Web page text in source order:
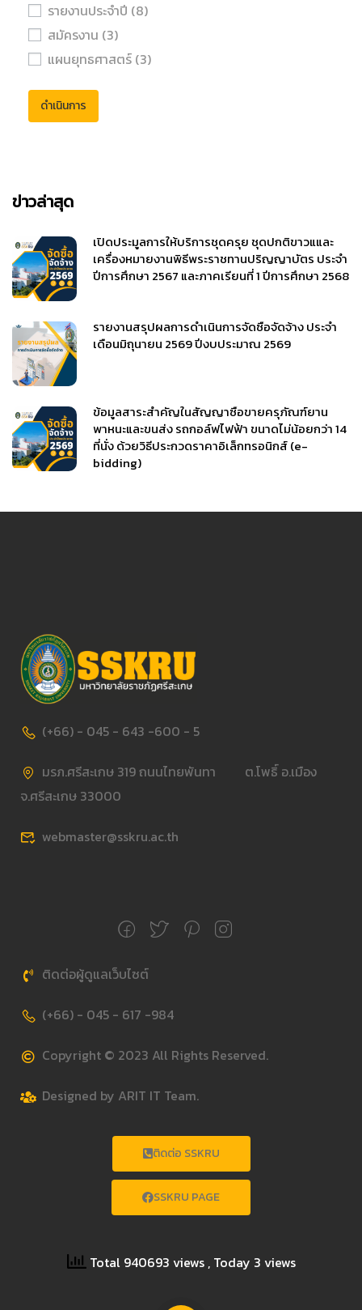
รายงานประจำปี (8)
สมัครงาน (3)
แผนยุทธศาสตร์ (3)
ดำเนินการ
ข่าวล่าสุด
เปิดประมูลการให้บริการชุดครุย ชุดปกติขาวแและ
เครื่องหมายงานพิธีพระราชทานปริญญาบัตร ประจำ
ปีการศึกษา 2567 และภาคเรียนที่ 1 ปีการศึกษา 2568
รายงานสรุปผลการดำเนินการจัดซื้อจัดจ้าง ประจำ
เดือนมิถุนายน 2569 ปีงบประมาณ 2569
ข้อมูลสาระสำคัญในสัญญาซื้อขายครุภัณฑ์ยาน
พาหนะและขนส่ง รถกอล์ฟไฟฟ้า ขนาดไม่น้อยกว่า 14
ที่นั่ง ด้วยวิธีประกวดราคาอิเล็กทรอนิกส์ (e-
bidding)
(+66) - 045 - 643 -600 - 5
มรภ.ศรีสะเกษ 319 ถนนไทยพันทา ต.โพธิ์ อ.เมือง
จ.ศรีสะเกษ 33000
webmaster@sskru.ac.th
ติดต่อผู้ดูแลเว็บไซต์
(+66) - 045 - 617 -984
Copyright © 2023 All Rights Reserved.
Designed by ARIT IT Team.
ติดต่อ SSKRU
SSKRU PAGE
Total 940693 views , Today 3 views